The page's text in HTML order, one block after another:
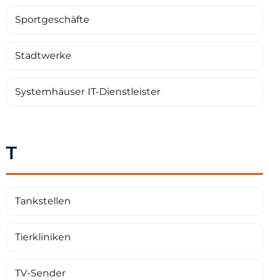
Sportgeschäfte
Stadtwerke
Systemhäuser IT-Dienstleister
T
Tankstellen
Tierkliniken
TV-Sender